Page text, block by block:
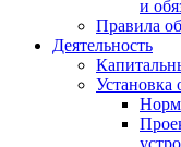
и
Правила
Деятельность
Установка